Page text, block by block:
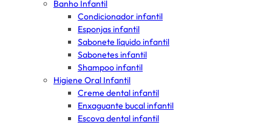
Banho Infantil
Condicionador infantil
Esponjas infantil
Sabonete líquido infantil
Sabonetes infantil
Shampoo infantil
Higiene Oral Infantil
Creme dental infantil
Enxaguante bucal infantil
Escova dental infantil